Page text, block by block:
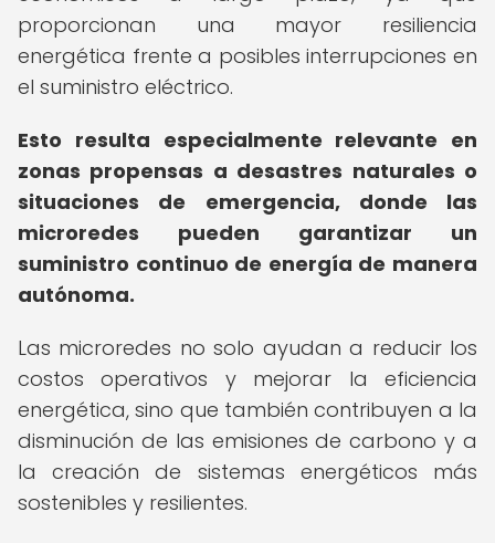
proporcionan una mayor resiliencia
energética frente a posibles interrupciones en
el suministro eléctrico.
Esto resulta especialmente relevante en
zonas propensas a desastres naturales o
situaciones de emergencia, donde las
microredes pueden garantizar un
suministro continuo de energía de manera
autónoma.
Las microredes no solo ayudan a reducir los
costos operativos y mejorar la eficiencia
energética, sino que también contribuyen a la
disminución de las emisiones de carbono y a
la creación de sistemas energéticos más
sostenibles y resilientes.